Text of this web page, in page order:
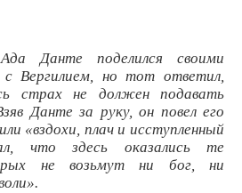
Данте поделился своими
Вергилием, но тот ответил,
страх не должен подавать
Данте за руку, он повел его
«вздохи, плач и исступленный
что здесь оказались те
не возьмут ни бог, ни